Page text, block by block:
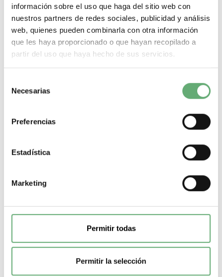
información sobre el uso que haga del sitio web con
nuestros partners de redes sociales, publicidad y análisis
web, quienes pueden combinarla con otra información
que les haya proporcionado o que hayan recopilado a
partir del uso que haya hecho de sus servicios.
Necesarias
Preferencias
Estadística
Marketing
Permitir todas
Permitir la selección
-
Comprar
Acti9 - pente de ligação - 3P+N - 48 módulos - 80A ref.
A9XPC748 Schneider Electric [PLAZO 3-6 SEMANAS]
100,04€30,74€
A9XPC748 | 80 A N L1 N L2 N L3 Acti9 96 Peine de conexión de